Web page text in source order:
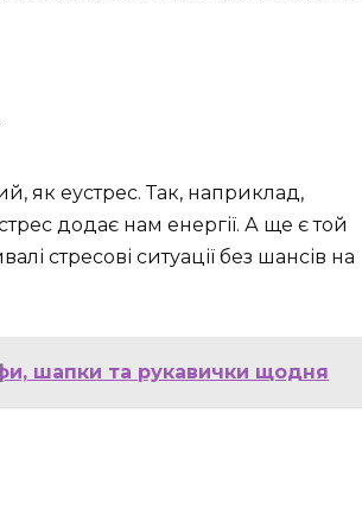
як еустрес. Так, наприклад,
додає нам енергії. А ще є той
стресові ситуації без шансів на
шапки та рукавички щодня